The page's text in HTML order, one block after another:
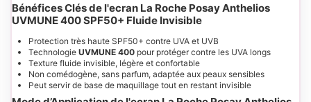
Bénéfices Clés de l'ecran La Roche Posay Anthelios
UVMUNE 400 SPF50+ Fluide Invisible
Protection très haute SPF50+ contre UVA et UVB
Technologie UVMUNE 400 pour protéger contre les UVA longs
Texture fluide invisible, légère et confortable
Non comédogène, sans parfum, adaptée aux peaux sensibles
Peut servir de base de maquillage tout en restant invisible